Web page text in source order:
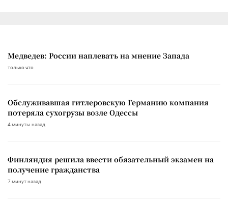
Медведев: России наплевать на мнение Запада
только что
Обслуживавшая гитлеровскую Германию компания
потеряла сухогрузы возле Одессы
4 минуты назад
Финляндия решила ввести обязательный экзамен на
получение гражданства
7 минут назад